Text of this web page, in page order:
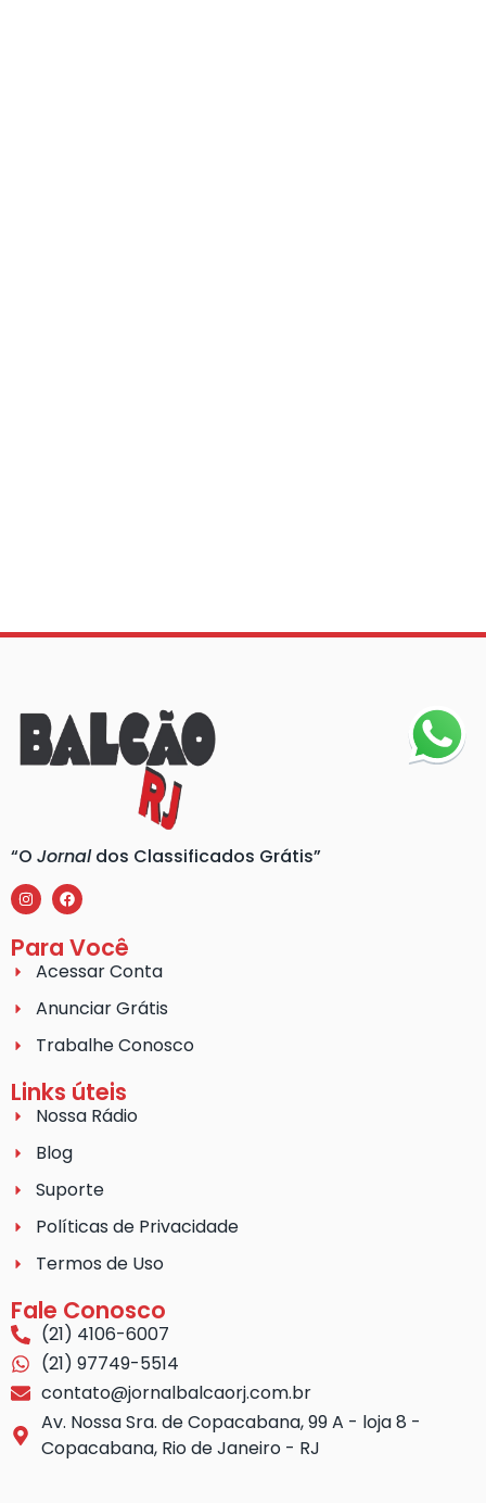
“O Jornaldos Classificados Grátis”
Para Você
Acessar Conta
Anunciar Grátis
Trabalhe Conosco
Links úteis
Nossa Rádio
Blog
Suporte
Políticas de Privacidade
Termos de Uso
Fale Conosco
(21) 4106-6007
(21) 97749-5514
contato@jornalbalcaorj.com.br
Av. Nossa Sra. de Copacabana, 99 A - loja 8 -
Copacabana, Rio de Janeiro - RJ